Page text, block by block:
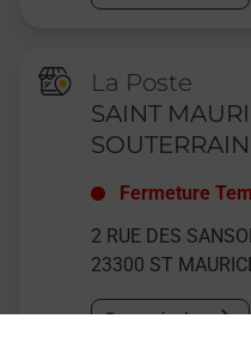
La Poste
SAINT
Fermeture
2 RUE DES
23300 ST
En savoir plus